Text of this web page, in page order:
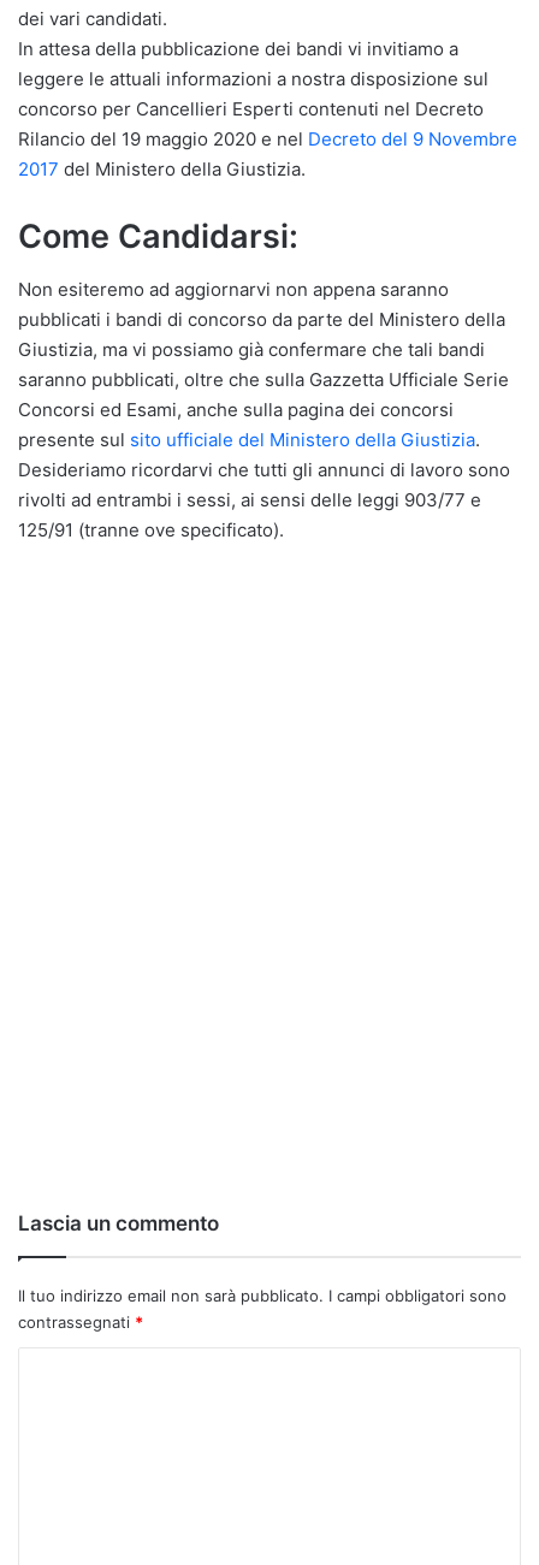
dei vari candidati.
In attesa della pubblicazione dei bandi vi invitiamo a
leggere le attuali informazioni a nostra disposizione sul
concorso per Cancellieri Esperti contenuti nel Decreto
Rilancio del 19 maggio 2020 e nel Decreto del 9 Novembre
2017 del Ministero della Giustizia.
Come Candidarsi:
Non esiteremo ad aggiornarvi non appena saranno
pubblicati i bandi di concorso da parte del Ministero della
Giustizia, ma vi possiamo già confermare che tali bandi
saranno pubblicati, oltre che sulla Gazzetta Ufficiale Serie
Concorsi ed Esami, anche sulla pagina dei concorsi
presente sul sito ufficiale del Ministero della Giustizia.
Desideriamo ricordarvi che tutti gli annunci di lavoro sono
rivolti ad entrambi i sessi, ai sensi delle leggi 903/77 e
125/91 (tranne ove specificato).
Lascia un commento
Il tuo indirizzo email non sarà pubblicato. I campi obbligatori sono
contrassegnati *